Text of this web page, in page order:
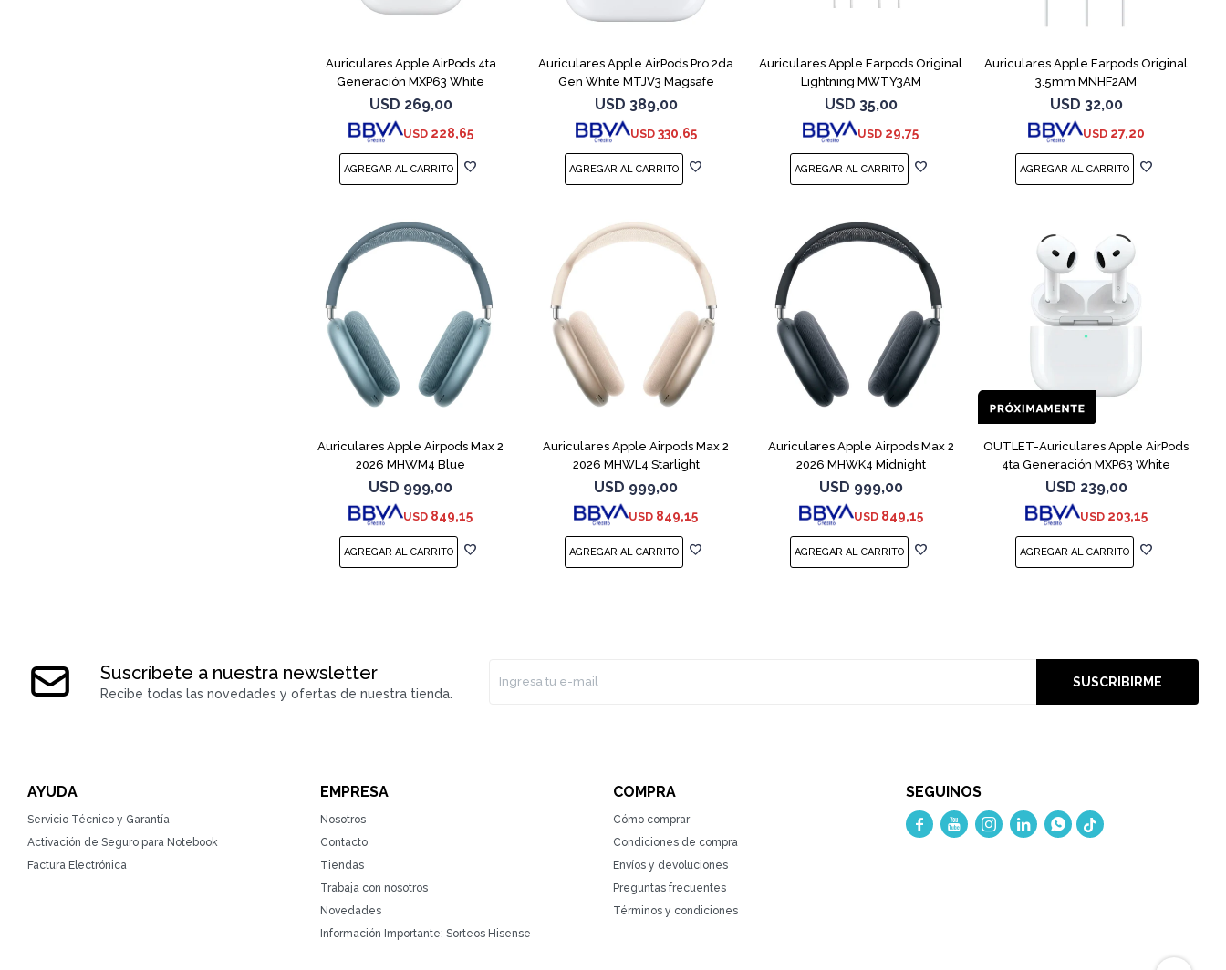
Auriculares Apple AirPods 4ta
Generación MXP63 White
USD 269,00
USD 228,65
Auriculares Apple AirPods Pro 2da
Gen White MTJV3 Magsafe
USD 389,00
USD 330,65
Auriculares Apple Earpods Original
Lightning MWTY3AM
USD 35,00
USD 29,75
Auriculares Apple Earpods Original
3.5mm MNHF2AM
USD 32,00
USD 27,20
Auriculares Apple Airpods Max 2
2026 MHWM4 Blue
USD 999,00
USD 849,15
Auriculares Apple Airpods Max 2
2026 MHWL4 Starlight
USD 999,00
USD 849,15
Auriculares Apple Airpods Max 2
2026 MHWK4 Midnight
USD 999,00
USD 849,15
OUTLET-Auriculares Apple AirPods
4ta Generación MXP63 White
USD 239,00
USD 203,15
Suscríbete a nuestra newsletter
Recibe todas las novedades y ofertas de nuestra tienda.
SUSCRIBIRME
AYUDA
Servicio Técnico y Garantía
Activación de Seguro para Notebook
Factura Electrónica
EMPRESA
Nosotros
Contacto
Tiendas
Trabaja con nosotros
Novedades
Información Importante: Sorteos Hisense
COMPRA
Cómo comprar
Condiciones de compra
Envíos y devoluciones
Preguntas frecuentes
Términos y condiciones
SEGUINOS
    